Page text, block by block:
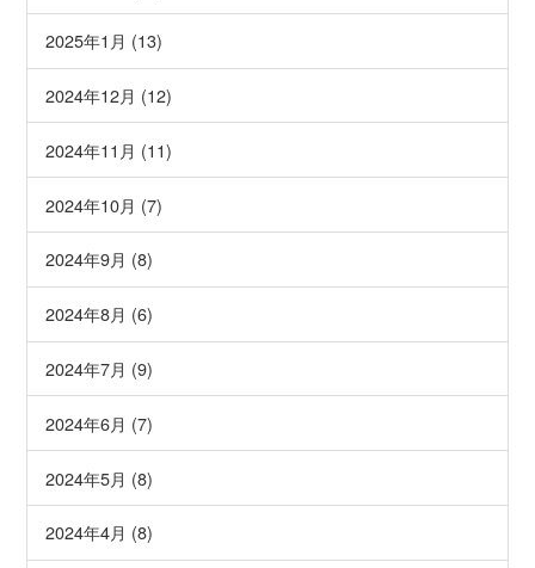
2025年1月 (13)
2024年12月 (12)
2024年11月 (11)
2024年10月 (7)
2024年9月 (8)
2024年8月 (6)
2024年7月 (9)
2024年6月 (7)
2024年5月 (8)
2024年4月 (8)